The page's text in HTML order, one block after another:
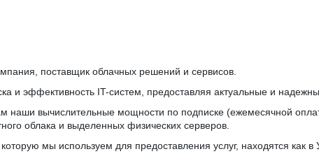
поставщик облачных решений и сервисов.
и эффективность IT-систем, предоставляя актуальные и
наши вычислительные мощности по подписке (ежемесячной
облака и выделенных физических серверов.
мы используем для предоставления услуг, находятся как в